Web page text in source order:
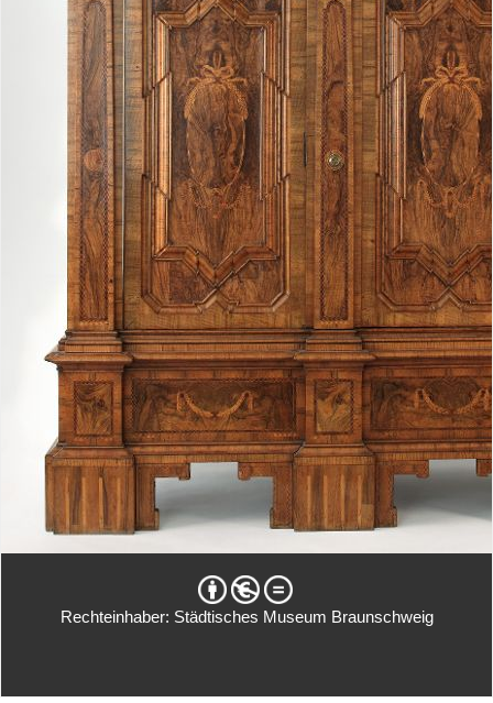
Rechteinhaber: Städtisches Museum Braunschweig